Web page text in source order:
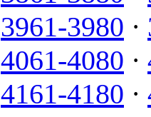
3961-3980 ·
4061-4080 ·
4161-4180 ·